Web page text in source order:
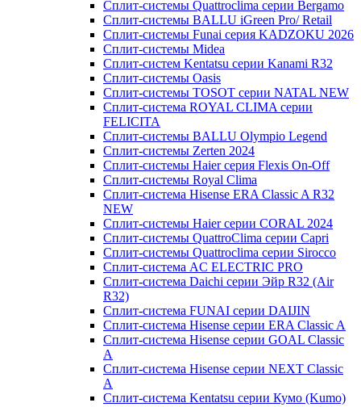
Сплит-системы Quattroclima серии Bergamo
Сплит-системы BALLU iGreen Pro/ Retail
Сплит-системы Funai серия KADZOKU 2026
Сплит-системы Midea
Сплит-систем Kentatsu серии Kanami R32
Сплит-системы Oasis
Сплит-системы TOSOT серии NATAL NEW
Сплит-система ROYAL CLIMA серии
FELICITA
Сплит-системы BALLU Olympio Legend
Сплит-системы Zerten 2024
Сплит-системы Haier серия Flexis On-Off
Сплит-системы Royal Clima
Сплит-система Hisense ERA Classic A R32
NEW
Сплит-системы Haier cерии CORAL 2024
Сплит-системы QuattroClima серии Capri
Сплит-системы Quattroclima серии Sirocco
Сплит-система AC ELECTRIC PRO
Сплит-система Daichi серии Эйр R32 (Air
R32)
Сплит-система FUNAI серии DAIJIN
Сплит-система Hisense серии ERA Classic A
Сплит-система Hisense серии GOAL Classic
A
Сплит-система Hisense серии NEXT Classic
A
Сплит-система Kentatsu серии Кумо (Kumo)